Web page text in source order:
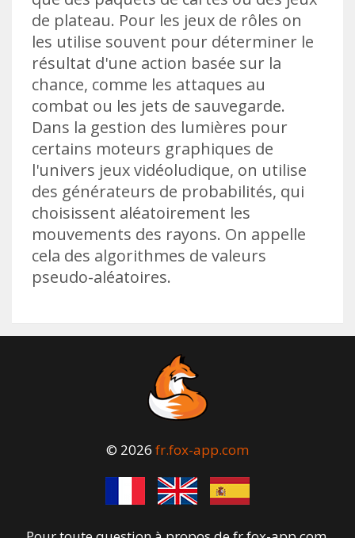
de plateau. Pour les jeux de rôles on
les utilise souvent pour déterminer le
résultat d'une action basée sur la
chance, comme les attaques au
combat ou les jets de sauvegarde.
Dans la gestion des lumières pour
certains moteurs graphiques de
l'univers jeux vidéoludique, on utilise
des générateurs de probabilités, qui
choisissent aléatoirement les
mouvements des rayons. On appelle
cela des algorithmes de valeurs
pseudo-aléatoires.
© 2026 fr.fox-app.com